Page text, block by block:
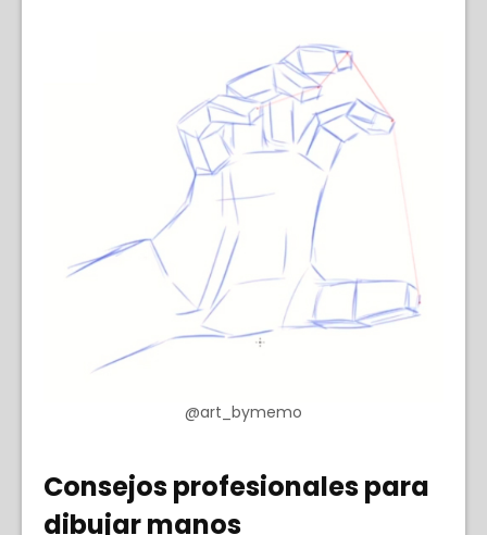
@art_bymemo
Consejos profesionales para
dibujar manos